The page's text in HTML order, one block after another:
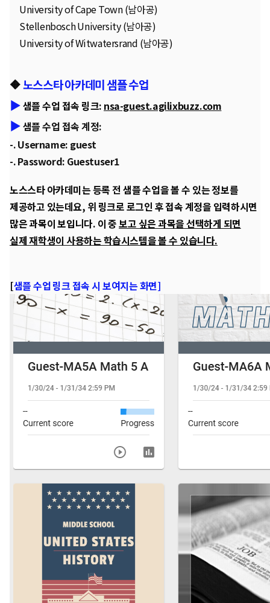
University of Cape Town (남아공)
Stellenbosch University (남아공)
University of Witwatersrand (남아공)
🔶노스스타 아카데미 샘플 수업
▶️샘플 수업 접속 링크: nsa-guest.agilixbuzz.com
▶️샘플 수업 접속 계정:
-. Username: guest
-. Password: Guestuser1
노스스타 아카데미는등록 전 샘플 수업을 볼 수 있는 정보를
제공하고 있는데요, 위 링크로 로그인 후 접속 계정을 입력하시면
많은 과목이 보입니다. 이 중보고 싶은 과목을 선택하게 되면
실제 재학생이 사용하는 학습시스템을 볼 수 있습니다.
[샘플 수업 링크 접속 시 보여지는 화면]